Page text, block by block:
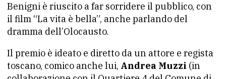
Benigni è riuscito a far sorridere il pubblico, con
il film “La vita è bella”, anche parlando del
dramma dell’Olocausto.
Il premio è ideato e diretto da un attore e regista
toscano, comico anche lui, Andrea Muzzi (in